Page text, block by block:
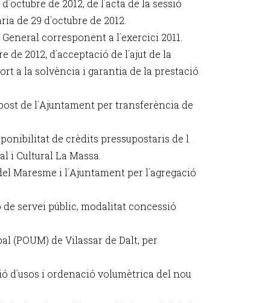
de 2012, de l´acta de la sessió
de 29 d´octubre de 2012.
corresponent a l´exercici 2011.
2012, d´acceptació de l´ajut de la
a la solvència i garantia de la prestació
de l´Ajuntament per transferència de
de crèdits pressupostaris de l
i Cultural La Massa.
Maresme i l´Ajuntament per l´agregació
servei públic, modalitat concessió
(POUM) de Vilassar de Dalt, per
d´usos i ordenació volumètrica del nou